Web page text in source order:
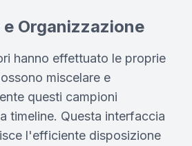
Organizzazione
hanno effettuato le proprie
miscelare e
questi campioni
timeline. Questa interfaccia
l'efficiente disposizione